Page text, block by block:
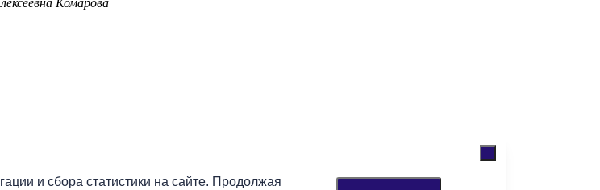
и сбора статистики на сайте. Продолжая